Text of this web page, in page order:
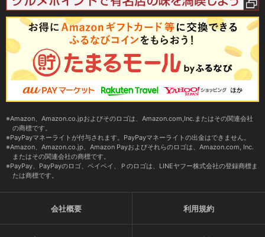
Amazon、Amazon.co.jpおよびそのロゴは、Amazon.com,Inc.またはその関連会社
の商標です。
PayPayマネーライトが付与されます。PayPayマネーライトの出金はできません。
Amazon、Amazon.co.jp、Amazon Payおよびそれらのロゴは、Amazon.com, Inc.
またはその関連会社の商標です。
PayPay、PayPayのロゴ、ペイペイ、Ｐのロゴは、LINEヤフー株式会社の登録商標ま
たは商標です。
会社概要 利用規約